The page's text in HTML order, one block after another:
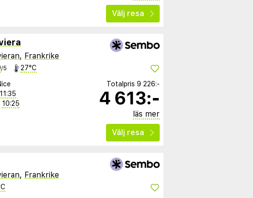
Välj resa
, Frankrike
/5 27°C
11:35
10:25
Totalpris 9 226:-
4 613:-
läs mer
Välj resa
, Frankrike